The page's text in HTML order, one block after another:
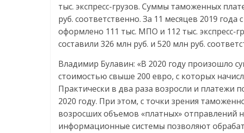
тыс. экспресс-грузов. Суммы таможенных
руб. соответственно. За 11 месяцев 2019
оформлено 111 тыс. МПО и 112 тыс.
составили 326 млн руб. и 520 млн руб.
Владимир Булавин: «В 2020 году произошло
стоимостью свыше 200 евро, с которых
Практически в два раза возросли и платежи
2020 году. При этом, с точки зрения
возросших объемов «платных» отправлений
информационные системы позволяют